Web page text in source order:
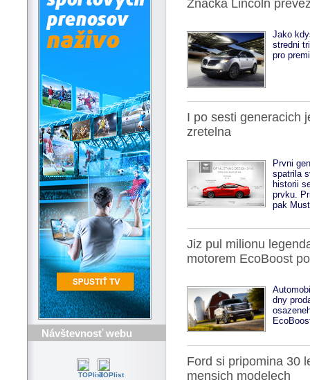
Návštevnosť webu
Znacka Lincoln
Jako
stredni
pro
I po sesti generacich
zretelna
Prvni
spatrila
historii
prvku.
pak
Jiz pul milionu
motorem EcoBoost
dny
Ford si pripomina 30
mensich modelech